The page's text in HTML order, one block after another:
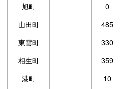
旭町
0
山田町
485
東雲町
330
相生町
359
港町
10